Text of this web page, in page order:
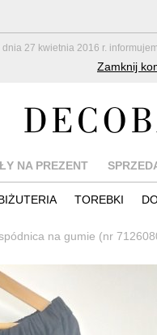
27 kwietnia 2016 r.
Zamknij
NA PREZENT
TOREBKI
na gumie (nr